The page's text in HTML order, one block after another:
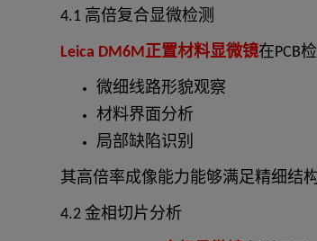
4.1 高倍复合显微检测
Leica DM6M正置材料显微镜在PCB
微细线路形貌观察
材料界面分析
局部缺陷识别
其高倍率成像能力能够满足精细结
4.2 金相切片分析